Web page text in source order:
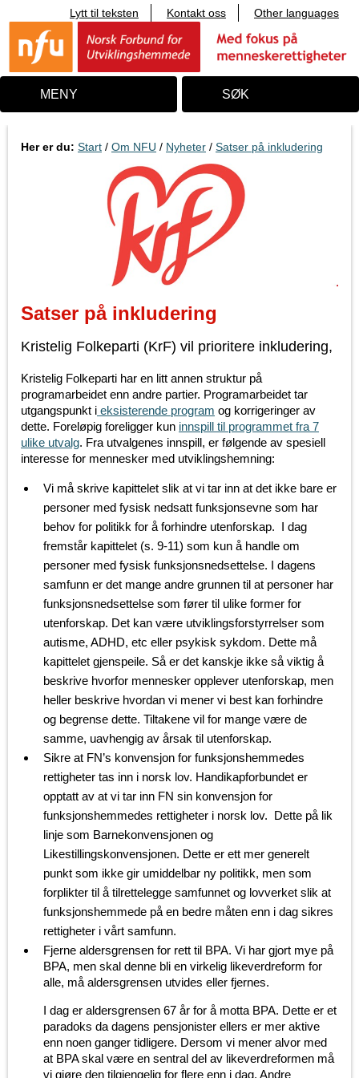
i
n
o
Lytt til teksten Kontakt oss Other languages
MENY SØK
Her er du: Start / Om NFU / Nyheter / Satser på inkludering
Satser på inkludering
Kristelig Folkeparti (KrF) vil prioritere inkludering,
Kristelig Folkeparti har en litt annen struktur på
programarbeidet enn andre partier. Programarbeidet tar
utgangspunkt i eksisterende program og korrigeringer av
dette. Foreløpig foreligger kun innspill til programmet fra 7
ulike utvalg. Fra utvalgenes innspill, er følgende av spesiell
interesse for mennesker med utviklingshemning:
Vi må skrive kapittelet slik at vi tar inn at det ikke bare er
personer med fysisk nedsatt funksjonsevne som har
behov for politikk for å forhindre utenforskap. I dag
fremstår kapittelet (s. 9-11) som kun å handle om
personer med fysisk funksjonsnedsettelse. I dagens
samfunn er det mange andre grunnen til at personer har
funksjonsnedsettelse som fører til ulike former for
utenforskap. Det kan være utviklingsforstyrrelser som
autisme, ADHD, etc eller psykisk sykdom. Dette må
kapittelet gjenspeile. Så er det kanskje ikke så viktig å
beskrive hvorfor mennesker opplever utenforskap, men
heller beskrive hvordan vi mener vi best kan forhindre
og begrense dette. Tiltakene vil for mange være de
samme, uavhengig av årsak til utenforskap.
Sikre at FN’s konvensjon for funksjonshemmedes
rettigheter tas inn i norsk lov. Handikapforbundet er
opptatt av at vi tar inn FN sin konvensjon for
funksjonshemmedes rettigheter i norsk lov. Dette på lik
linje som Barnekonvensjonen og
Likestillingskonvensjonen. Dette er ett mer generelt
punkt som ikke gir umiddelbar ny politikk, men som
forplikter til å tilrettelegge samfunnet og lovverket slik at
funksjonshemmede på en bedre måten enn i dag sikres
rettigheter i vårt samfunn.
Fjerne aldersgrensen for rett til BPA. Vi har gjort mye på
BPA, men skal denne bli en virkelig likeverdreform for
alle, må aldersgrensen utvides eller fjernes.
I dag er aldersgrensen 67 år for å motta BPA. Dette er et
paradoks da dagens pensjonister ellers er mer aktive
enn noen ganger tidligere. Dersom vi mener alvor med
at BPA skal være en sentral del av likeverdreformen må
vi gjøre den tilgjengelig for flere enn i dag. Andre